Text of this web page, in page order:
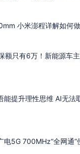
小米澎程详解如何
额只有6万！新能源车
能提升理性思维 AI无法
电5G 700MHz“全网通”